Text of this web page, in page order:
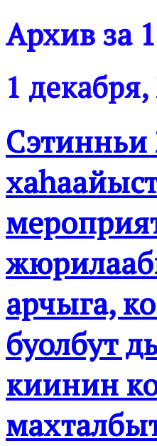
Архив за
1 декабря,
Сэтинньи
арчыга,
буолбут
киинин